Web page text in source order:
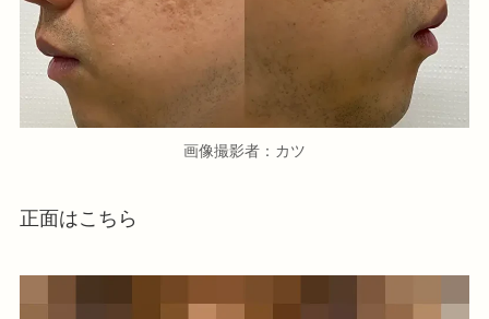
画像撮影者：カツ
正面はこちら